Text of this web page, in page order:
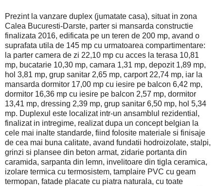
Prezint la vanzare duplex (jumatate casa), situat in zona
Calea Bucuresti-Darste, parter si mansarda constructie
finalizata 2016, edificata pe un teren de 200 mp, avand o
suprafata utila de 145 mp cu urmatoarea compartimentare:
la parter camera de zi 22,10 mp cu acces la terasa 10,81
mp, bucatarie 10,30 mp, camara 1,31 mp, depozit 1,89 mp,
hol 3,81 mp, grup sanitar 2,65 mp, carport 22,74 mp, iar la
mansarda dormitor 17,00 mp cu iesire pe balcon 6,42 mp,
dormitor 16,36 mp cu iesire pe balcon 2,57 mp, dormitor
13,41 mp, dressing 2,39 mp, grup sanitar 6,50 mp, hol 5,34
mp. Duplexul este localizat intr-un ansamblul rezidential,
finalizat in intregime, realizat dupa un concept belgian la
cele mai inalte standarde, fiind folosite materiale si finisaje
de cea mai buna calitate, avand fundatii hodroizolate, stalpi,
grinzi si plansee din beton armat, zidarie portanta din
caramida, sarpanta din lemn, invelitoare din tigla ceramica,
izolare termica cu termosistem, tamplaire PVC cu geam
termopan, fatade placate cu piatra naturala, cu toate